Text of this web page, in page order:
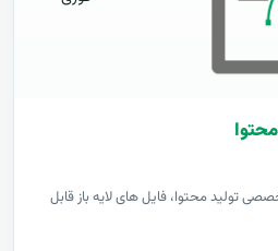
تولید محتوا، فایل های لایه باز قابل